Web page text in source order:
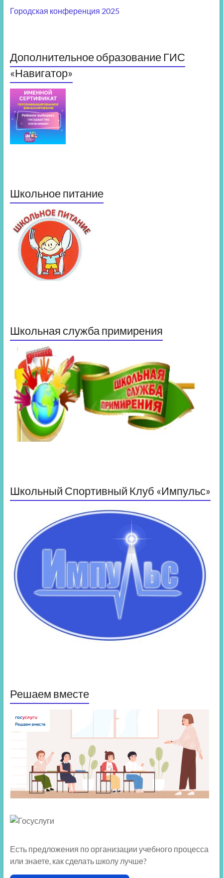
Городская конференция 2025
Дополнительное образование ГИС
«Навигатор»
Школьное питание
Школьная служба примирения
Школьный Спортивный Клуб «Импульс»
Решаем вместе
Есть предложения по организации учебного процесса
или знаете, как сделать школу лучше?